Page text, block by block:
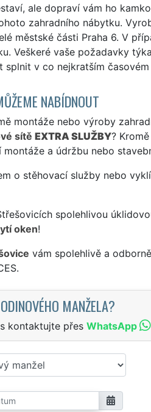
ale dopraví vám ho
zahradního nábytku.
městské části Praha 6. V
Veškeré vaše požadavky
splnit v co nejkratším
NABÍDNOUT
montáže nebo výroby
sítě EXTRA SLUŽBY?
montáže a údržbu nebo
o stěhovací služby nebo
spolehlivou
oken!
vám spolehlivě a
MANŽELA?
kontaktujte přes WhatsApp